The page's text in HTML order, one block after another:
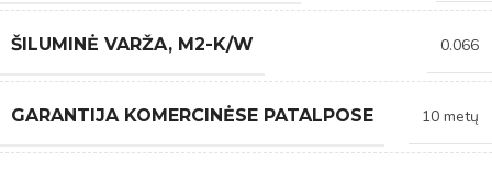
ŠILUMINĖ VARŽA, M2-K/W 0.066
GARANTIJA KOMERCINĖSE PATALPOSE 10 metų